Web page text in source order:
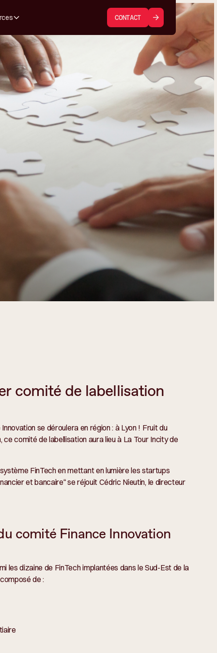
CONTACT
comité de labellisation
se déroulera en région : à Lyon ! Fruit du
comité de labellisation aura lieu à La Tour Incity de
FinTech en mettant en lumière les startups
et bancaire“ se réjouit Cédric Nieutin, le directeur
comité Finance Innovation
les dizaine de FinTech implantées dans le Sud-Est de la
de :